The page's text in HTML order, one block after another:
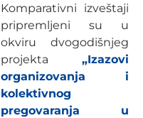
Komparativni izveštaji
pripremljeni su u
okviru dvogodišnjeg
projekta „Izazovi
organizovanja i
kolektivnog
pregovaranja u